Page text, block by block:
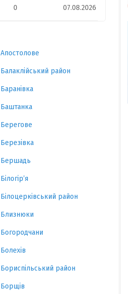
0 07.08.2026
Апостолове
Балаклійський район
Баранівка
Баштанка
Берегове
Березівка
Бершадь
Білогір’я
Білоцерківський район
Близнюки
Богородчани
Болехів
Бориспільський район
Борщів